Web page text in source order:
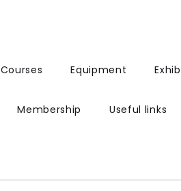
Courses Equipment
Membership Useful links